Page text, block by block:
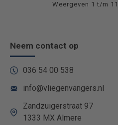
Weergeven 1 t/m
Neem contact op
036 54 00 538
info@vliegenvangers.nl
Zandzuigerstraat 97
1333 MX Almere